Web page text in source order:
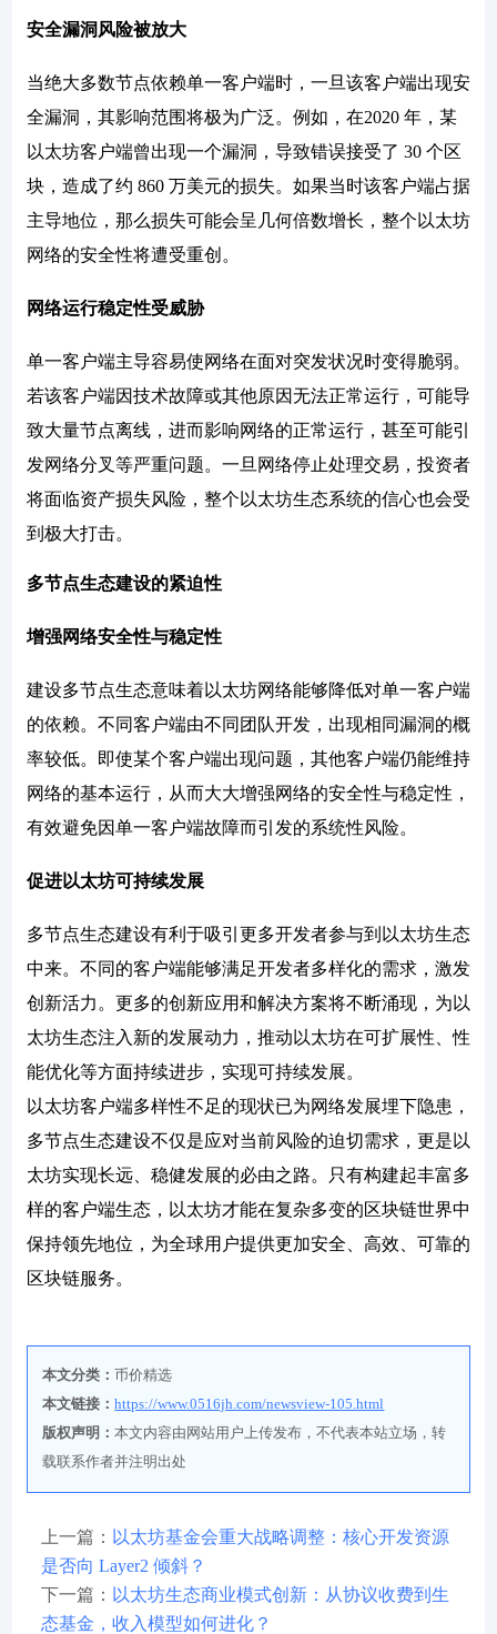
安全漏洞风险被放大
当绝大多数节点依赖单一客户端时，一旦该客户端出现安
全漏洞，其影响范围将极为广泛。例如，在2020 年，某
以太坊客户端曾出现一个漏洞，导致错误接受了 30 个区
块，造成了约 860 万美元的损失。如果当时该客户端占据
主导地位，那么损失可能会呈几何倍数增长，整个以太坊
网络的安全性将遭受重创。
网络运行稳定性受威胁
单一客户端主导容易使网络在面对突发状况时变得脆弱。
若该客户端因技术故障或其他原因无法正常运行，可能导
致大量节点离线，进而影响网络的正常运行，甚至可能引
发网络分叉等严重问题。一旦网络停止处理交易，投资者
将面临资产损失风险，整个以太坊生态系统的信心也会受
到极大打击。
多节点生态建设的紧迫性
增强网络安全性与稳定性
建设多节点生态意味着以太坊网络能够降低对单一客户端
的依赖。不同客户端由不同团队开发，出现相同漏洞的概
率较低。即使某个客户端出现问题，其他客户端仍能维持
网络的基本运行，从而大大增强网络的安全性与稳定性，
有效避免因单一客户端故障而引发的系统性风险。
促进以太坊可持续发展
多节点生态建设有利于吸引更多开发者参与到以太坊生态
中来。不同的客户端能够满足开发者多样化的需求，激发
创新活力。更多的创新应用和解决方案将不断涌现，为以
太坊生态注入新的发展动力，推动以太坊在可扩展性、性
能优化等方面持续进步，实现可持续发展。
以太坊客户端多样性不足的现状已为网络发展埋下隐患，
多节点生态建设不仅是应对当前风险的迫切需求，更是以
太坊实现长远、稳健发展的必由之路。只有构建起丰富多
样的客户端生态，以太坊才能在复杂多变的区块链世界中
保持领先地位，为全球用户提供更加安全、高效、可靠的
区块链服务。
本文分类：币价精选
本文链接：https://www.0516jh.com/newsview-105.html
版权声明：本文内容由网站用户上传发布，不代表本站立场，转
载联系作者并注明出处
上一篇： 以太坊基金会重大战略调整：核心开发资源
是否向 Layer2 倾斜？
下一篇： 以太坊生态商业模式创新：从协议收费到生
态基金，收入模型如何进化？